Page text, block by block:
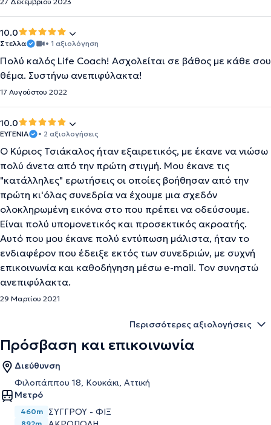
10.0
Στελλα • 1 αξιολόγηση
Πολύ καλός Life Coach! Ασχολείται σε βάθος με κάθε σου
θέμα. Συστήνω ανεπιφύλακτα!
17 Αυγούστου 2022
10.0
ΕΥΓΕΝΙΑ • 2 αξιολογήσεις
Ο Κύριος Τσιάκαλος ήταν εξαιρετικός, με έκανε να νιώσω
πολύ άνετα από την πρώτη στιγμή. Μου έκανε τις
"κατάλληλες" ερωτήσεις οι οποίες βοήθησαν από την
πρώτη κι'όλας συνεδρία να έχουμε μια σχεδόν
ολοκληρωμένη εικόνα στο που πρέπει να οδεύσουμε.
Είναι πολύ υπομονετικός και προσεκτικός ακροατής.
Αυτό που μου έκανε πολύ εντύπωση μάλιστα, ήταν το
ενδιαφέρον που έδειξε εκτός των συνεδριών, με συχνή
επικοινωνία και καθοδήγηση μέσω e-mail. Τον συνηστώ
ανεπιφύλακτα.
29 Μαρτίου 2021
Περισσότερες αξιολογήσεις
Πρόσβαση και επικοινωνία
Διεύθυνση
Φιλοπάππου 18, Κουκάκι, Αττική
Μετρό
460m ΣΥΓΓΡΟΥ - ΦΙΞ